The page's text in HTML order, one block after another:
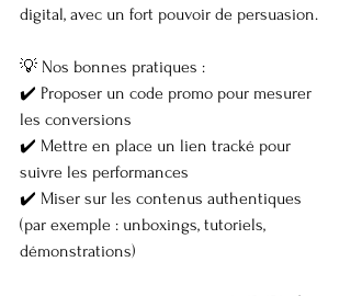
digital, avec un fort pouvoir de persuasion.
💡 Nos bonnes pratiques :
✔️ Proposer un code promo pour mesurer
les conversions
✔️ Mettre en place un lien tracké pour
suivre les performances
✔️ Miser sur les contenus authentiques
(par exemple : unboxings, tutoriels,
démonstrations)